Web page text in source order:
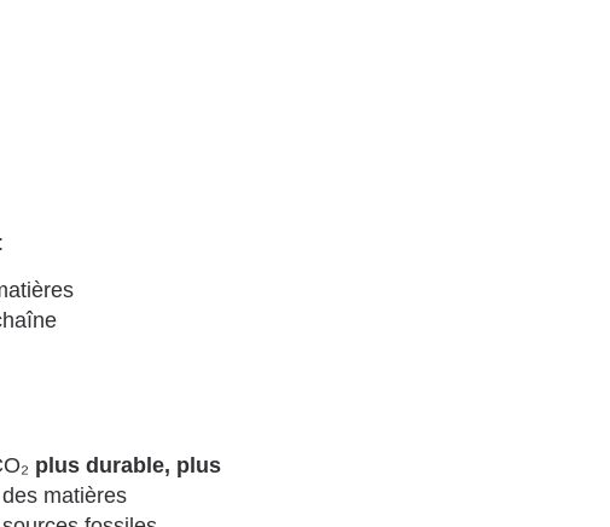
:
plus durable, plus
matières